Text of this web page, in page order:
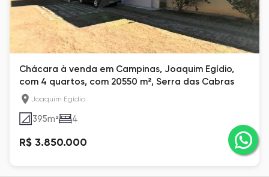
Chácara à venda em Campinas, Joaquim Egídio,
com 4 quartos, com 20550 m², Serra das Cabras
Joaquim Egídio
395m² 4
R$ 3.850.000